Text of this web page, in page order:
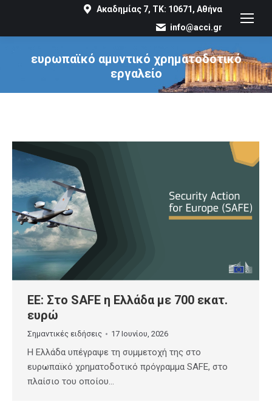
Ακαδημίας 7, ΤΚ: 10671, Αθήνα
info@acci.gr
ευρωπαϊκό αμυντικό χρηματοδοτικό
εργαλείο
You are here:
ΕΕ: Στο SAFE η Ελλάδα με 700 εκατ.
ευρώ
Σημαντικές ειδήσεις 17 Ιουνίου, 2026
Η Ελλάδα υπέγραψε τη συμμετοχή της στο
ευρωπαϊκό χρηματοδοτικό πρόγραμμα SAFE, στο
πλαίσιο του οποίου…